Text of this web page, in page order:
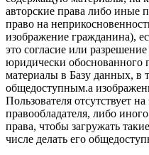
авторские права либо иные
право на
изображение гражданина),
это согласие или
юридически обоснованного
материалы в Базу данных, в
общедоступным.а
Пользователя отсутствует
правообладателя, либо
права, чтобы загружать
числе делать его